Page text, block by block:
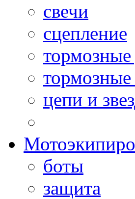
свечи
сцепление
тормозные
цепи и
боты
защита